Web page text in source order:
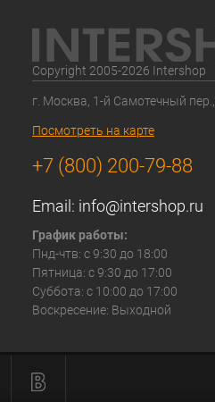
Copyright 2005-2026 Intershop
г. Москва, 1-й Самотечный
Посмотреть на карте
+7 (800) 200-79-88
Email: info@intershop.ru
График работы:
Пнд-чтв: с 9:30 до 18:00
Пятница: с 9:30 до 17:00
Суббота: с 10:00 до 17:00
Воскресение: Выходной